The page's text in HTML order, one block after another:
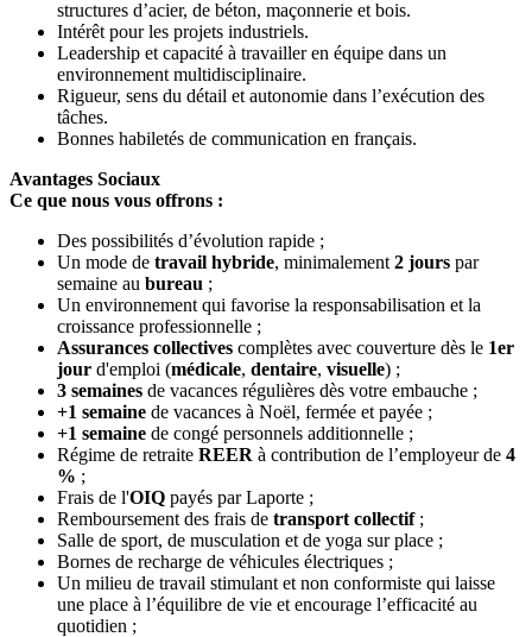
structures d’acier, de béton, maçonnerie et bois.
Intérêt pour les projets industriels.
Leadership et capacité à travailler en équipe dans un
environnement multidisciplinaire.
Rigueur, sens du détail et autonomie dans l’exécution des
tâches.
Bonnes habiletés de communication en français.
Avantages Sociaux
Ce que nous vous offrons :
Des possibilités d’évolution rapide ;
Un mode de travail hybride, minimalement 2 jours par
semaine au bureau ;
Un environnement qui favorise la responsabilisation et la
croissance professionnelle ;
Assurances collectives complètes avec couverture dès le 1er
jour d'emploi (médicale, dentaire, visuelle) ;
3 semaines de vacances régulières dès votre embauche ;
+1 semaine de vacances à Noël, fermée et payée ;
+1 semaine de congé personnels additionnelle ;
Régime de retraite REER à contribution de l’employeur de 4
% ;
Frais de l'OIQ payés par Laporte ;
Remboursement des frais de transport collectif;
Salle de sport, de musculation et de yoga sur place ;
Bornes de recharge de véhicules électriques ;
Un milieu de travail stimulant et non conformiste qui laisse
une place à l’équilibre de vie et encourage l’efficacité au
quotidien ;